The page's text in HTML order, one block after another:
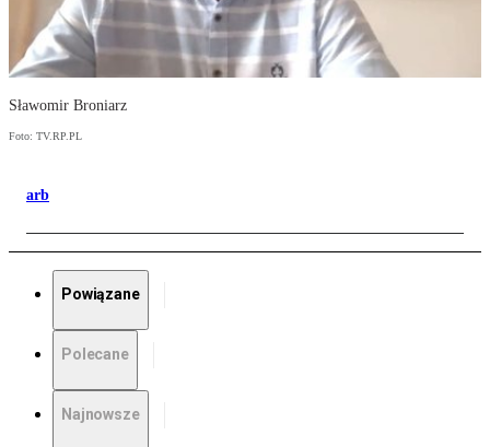
Sławomir Broniarz
Foto: TV.RP.PL
arb
Powiązane
Polecane
Najnowsze